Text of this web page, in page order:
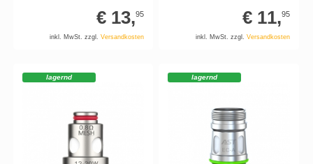
€ 13,95
inkl. MwSt. zzgl.Versandkosten
€ 11,95
inkl. MwSt. zzgl. Versandkosten
lagernd lagernd